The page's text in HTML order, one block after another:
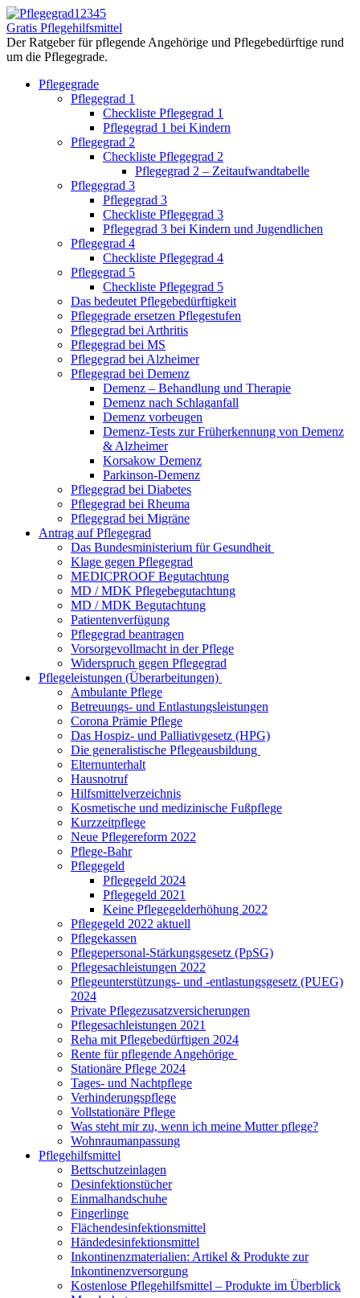
Menu
Pflegegrad12345
Gratis Pflegehilfsmittel
Search
Der Ratgeber für pflegende Angehörige und Pflegebedürftige rund
um die Pflegegrade.
Pflegegrade
Pflegegrad 1
Checkliste Pflegegrad 1
Pflegegrad 1 bei Kindern
Pflegegrad 2
Checkliste Pflegegrad 2
Pflegegrad 2 – Zeitaufwandtabelle
Pflegegrad 3
Pflegegrad 3
Checkliste Pflegegrad 3
Pflegegrad 3 bei Kindern und Jugendlichen
Pflegegrad 4
Checkliste Pflegegrad 4
Pflegegrad 5
Checkliste Pflegegrad 5
Das bedeutet Pflegebedürftigkeit
Pflegegrade ersetzen Pflegestufen
Pflegegrad bei Arthritis
Pflegegrad bei MS
Pflegegrad bei Alzheimer
Pflegegrad bei Demenz
Demenz – Behandlung und Therapie
Demenz nach Schlaganfall
Demenz vorbeugen
Demenz-Tests zur Früherkennung von Demenz
& Alzheimer
Korsakow Demenz
Parkinson-Demenz
Pflegegrad bei Diabetes
Pflegegrad bei Rheuma
Pflegegrad bei Migräne
Antrag auf Pflegegrad
Das Bundesministerium für Gesundheit
Klage gegen Pflegegrad
MEDICPROOF Begutachtung
MD / MDK Pflegebegutachtung
MD / MDK Begutachtung
Patientenverfügung
Pflegegrad beantragen
Vorsorgevollmacht in der Pflege
Widerspruch gegen Pflegegrad
Pflegeleistungen (Überarbeitungen)
Ambulante Pflege
Betreuungs- und Entlastungsleistungen
Corona Prämie Pflege
Das Hospiz- und Palliativgesetz (HPG)
Die generalistische Pflegeausbildung
Elternunterhalt
Hausnotruf
Hilfsmittelverzeichnis
Kosmetische und medizinische Fußpflege
Kurzzeitpflege
Neue Pflegereform 2022
Pflege-Bahr
Pflegegeld
Pflegegeld 2024
Pflegegeld 2021
Keine Pflegegelderhöhung 2022
Pflegegeld 2022 aktuell
Pflegekassen
Pflegepersonal-Stärkungsgesetz (PpSG)
Pflegesachleistungen 2022
Pflegeunterstützungs- und -entlastungsgesetz (PUEG)
2024
Private Pflegezusatzversicherungen
Pflegesachleistungen 2021
Reha mit Pflegebedürftigen 2024
Rente für pflegende Angehörige
Stationäre Pflege 2024
Tages- und Nachtpflege
Verhinderungspflege
Vollstationäre Pflege
Was steht mir zu, wenn ich meine Mutter pflege?
Wohnraumanpassung
Pflegehilfsmittel
Bettschutzeinlagen
Desinfektionstücher
Einmalhandschuhe
Fingerlinge
Flächendesinfektionsmittel
Händedesinfektionsmittel
Inkontinenzmaterialien: Artikel & Produkte zur
Inkontinenzversorgung
Kostenlose Pflegehilfsmittel – Produkte im Überblick